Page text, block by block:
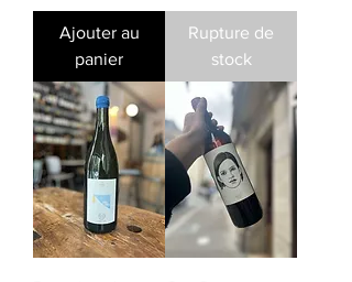
Ajouter au
panier
Rupture de
stock